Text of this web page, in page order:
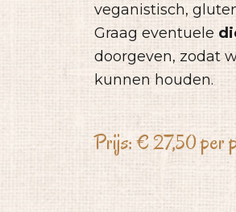
veganistisch,
Graag eventuele
doorgeven, zodat
kunnen houden.
Prijs:€27,50 per